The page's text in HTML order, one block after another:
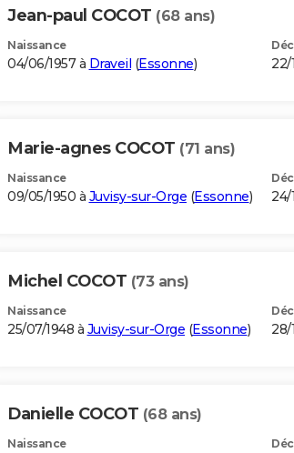
Jean-paul COCOT (68 ans)
Naissance
04/06/1957 à Draveil (Essonne) 22/
Marie-agnes COCOT (71 ans)
Naissance
09/05/1950 à Juvisy-sur-Orge (Essonne) 24/
Michel COCOT (73 ans)
Naissance
25/07/1948 à Juvisy-sur-Orge (Essonne) 28/
Danielle COCOT (68 ans)
Naissance